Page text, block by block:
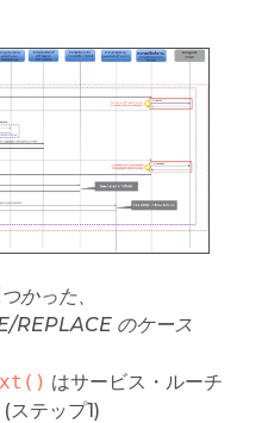
かった、
のケース
はサービス・ルーチ
ステップ1)